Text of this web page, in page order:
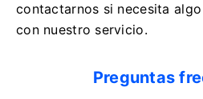
contactarnos si necesita
con nuestro servicio.
Preguntas